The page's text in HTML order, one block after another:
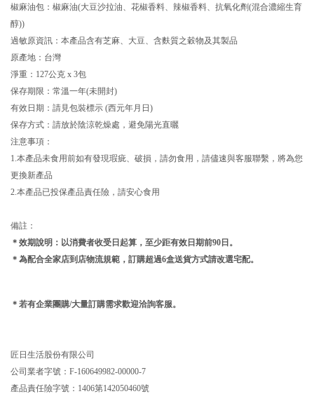
椒麻油包：椒麻油(大豆沙拉油、花椒香料、辣椒香料、抗氧化劑(混合濃縮生育
醇))
過敏原資訊：本產品含有芝麻、大豆、含麩質之穀物及其製品
原產地：台灣
淨重：127公克 x 3包
保存期限：常溫一年(未開封)
有效日期：請見包裝標示 (西元年月日)
保存方式：請放於陰涼乾燥處，避免陽光直曬
注意事項：
1.本產品未食用前如有發現瑕疵、破損，請勿食用，請儘速與客服聯繫，將為您
更換新產品
2.本產品已投保產品責任險，請安心食用
備註：
＊效期說明：以消費者收受日起算，至少距有效日期前90日。
＊為配合全家店到店物流規範，訂購超過6盒送貨方式請改選宅配。
＊若有企業團購/大量訂購需求歡迎洽詢客服。
匠日生活股份有限公司
公司業者字號：F-160649982-00000-7
產品責任險字號：1406第142050460號